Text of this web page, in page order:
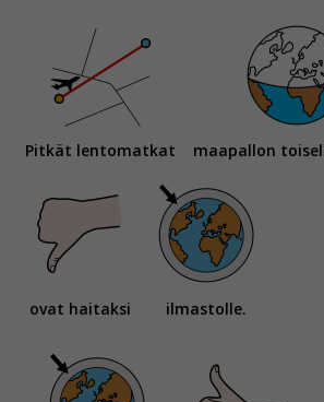
Pitkät lentomatkat maapallon
ovat haitaksi ilmastolle.